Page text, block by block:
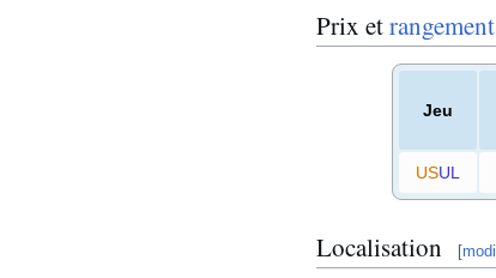
Prix etrangement
Jeu
USUL
Localisation [